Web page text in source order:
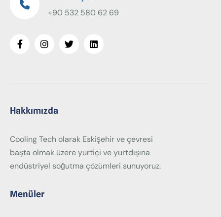
+90 532 580 62 69
Hakkımızda
Cooling Tech olarak Eskişehir ve çevresi
başta olmak üzere yurtiçi ve yurtdışına
endüstriyel soğutma çözümleri sunuyoruz.
Menüler